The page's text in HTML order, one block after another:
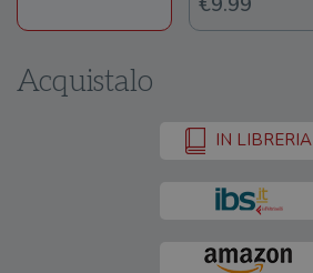
Acquistalo
IN LIBRERIA